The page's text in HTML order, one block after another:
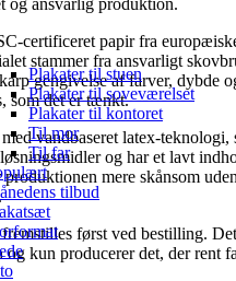
Plakater til stuen
Plakater til soveværelset
Plakater til kontoret
Til mor
Til far
tilbud
certificeret papir fra
stammer fra ansvarligt
gengivelse af farver, dybde
som det er tænkt.
vandbaseret latex-
og har et lavt
mere skånsom
først ved bestilling.
og kun producerer det, der rent